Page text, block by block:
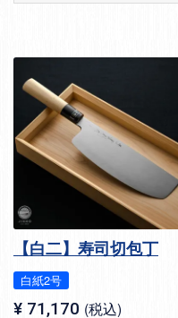
【白二】寿司切包丁
白紙2号
¥ 71,170 税込